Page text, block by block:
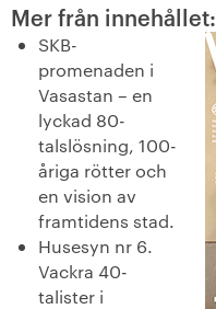
Våra bostäder
Vår boendeform
Jobba hos oss
Mer från innehållet:
SKB-
promenaden i
Vasastan – en
lyckad 80-
talslösning, 100-
åriga rötter och
en vision av
framtidens stad.
Husesyn nr 6.
Vackra 40-
talister i